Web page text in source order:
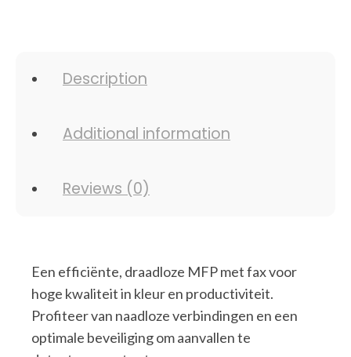
Description
Additional information
Reviews (0)
Een efficiënte, draadloze MFP met fax voor
hoge kwaliteit in kleur en productiviteit.
Profiteer van naadloze verbindingen en een
optimale beveiliging om aanvallen te